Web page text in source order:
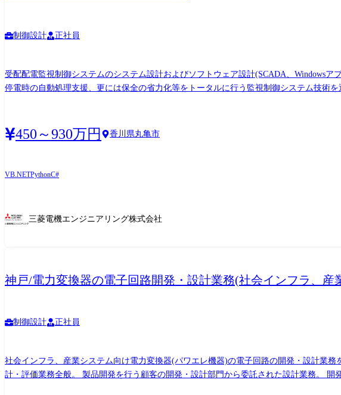
制御設計 正社員
受配配電監視制御システムのシステム設計およびソフトウェア設計(SCADA、Windows
停電時の自動処理支援、更には保全の省力化等をトータルに行う監視制御システム技術
テム(MELSAS-S)のソフトウェア設計を担当いただきます。 ・PLC:MELSEC iQ-Rシリー
VB ・その他SCADA ・ソフトウェア単体試験、工場での試験員による試験支援のほか
450～930万円 香川県丸亀市
VB.NETPythonC#
三菱電機エンジニアリング株式会社
神戸/電力変換器の電子回路開発・設計業務(社会インフラ、産
制御設計 正社員
社会インフラ、産業システム向け電力変換器(パワエレ機器)の電子回路の開発・設計業
計・評価業務全般。 製品開発を行う顧客の開発・設計部門から委託された設計業務。